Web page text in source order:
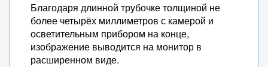
Благодаря длинной трубочке толщиной не
более четырёх миллиметров с камерой и
осветительным прибором на конце,
изображение выводится на монитор в
расширенном виде.